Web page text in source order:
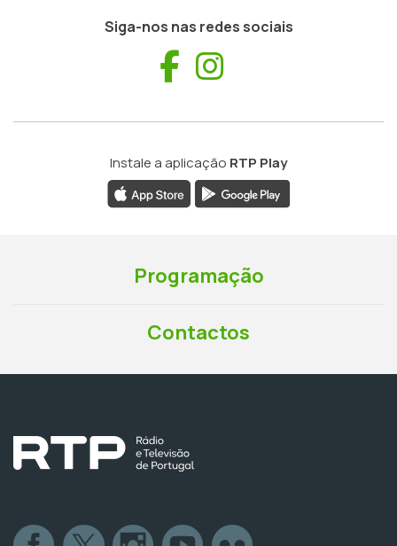
Siga-nos nas redes sociais
Facebook
Instale a aplicação RTP Play
Programação
Contactos